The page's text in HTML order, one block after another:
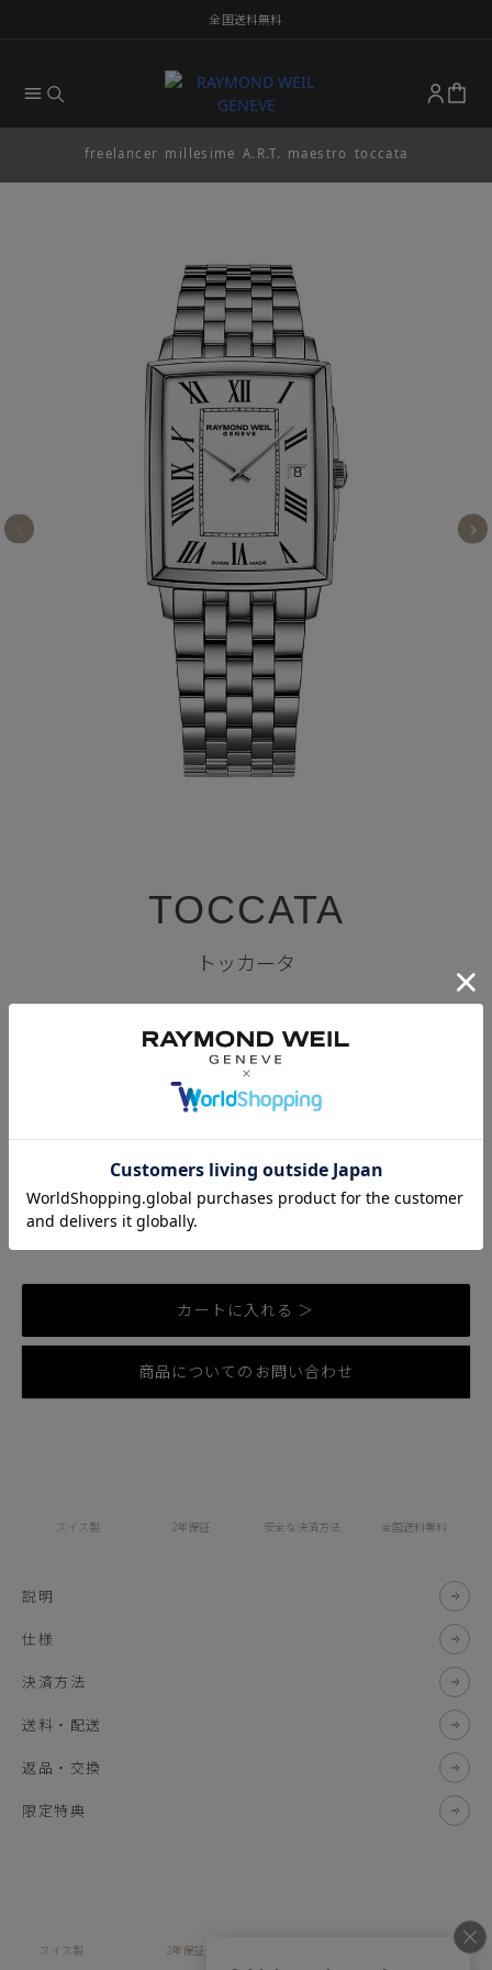
全国送料無料
freelancer millesime A.R.T. maestro toccata
TOCCATA
トッカータ
ルブレスレット
¥209,000税込
2営業日以内に発送
カートに入れる ＞
商品についてのお問い合わせ
スイス製 2年保証 安全な決済方法 全国送料無料
説明
仕様
決済方法
送料・配送
返品・交換
限定特典
スイス製 2年保証 安全な決済方法